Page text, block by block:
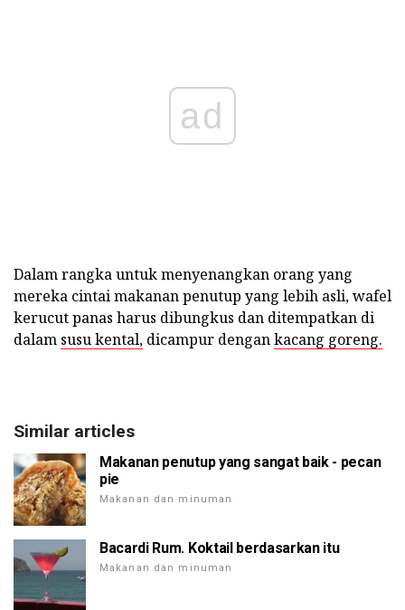
ad
Dalam rangka untuk menyenangkan orang yang
mereka cintai makanan penutup yang lebih asli, wafel
kerucut panas harus dibungkus dan ditempatkan di
dalam susu kental, dicampur dengankacang goreng.
Similar articles
Makanan penutup yang sangat baik - pecan
pie
Makanan dan minuman
Bacardi Rum. Koktail berdasarkan itu
Makanan dan minuman